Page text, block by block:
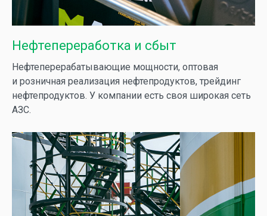
Нефтепереработка и сбыт
Нефтеперерабатывающие мощности, оптовая
и розничная реализация нефтепродуктов, трейдинг
нефтепродуктов. У компании есть своя широкая сеть
АЗС.